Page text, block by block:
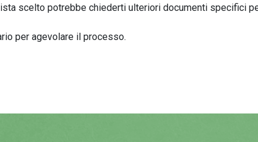
scelto potrebbe chiederti ulteriori documenti specifici
per agevolare il processo.